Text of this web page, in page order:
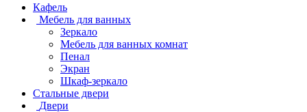
Кафель
Мебель для ванных
Зеркало
Мебель для ванных комнат
Пенал
Экран
Шкаф-зеркало
Стальные двери
Двери